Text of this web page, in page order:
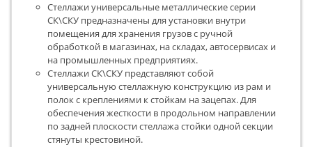
Стеллажи универсальные металлические серии
СК\СКУ предназначены для установки внутри
помещения для хранения грузов с ручной
обработкой в магазинах, на складах, автосервисах и
на промышленных предприятиях.
Стеллажи СК\СКУ представляют собой
универсальную стеллажную конструкцию из рам и
полок с креплениями к стойкам на зацепах. Для
обеспечения жесткости в продольном направлении
по задней плоскости стеллажа стойки одной секции
стянуты крестовиной.